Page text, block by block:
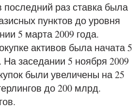
раз ставка была
пунктов до уровня
5 марта 2009 года.
активов была начата 5
На заседании 5 ноября 2009
были увеличены на 25
до 200 млрд.